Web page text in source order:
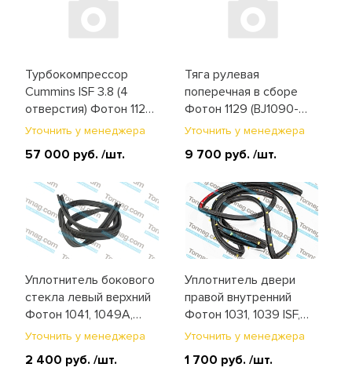
Сцепление
Топливная система
Тормозная система
Фильтры и ремни
Электрооборудование и
освещение
Турбокомпрессор
Cummins ISF 3.8 (4
отверстия) Фотон 1128
(5495435F)
Уточнить у менеджера
57 000 руб. /шт.
Тяга рулевая
поперечная в сборе
Фотон 1129 (BJ1090-
3003100)
Уточнить у менеджера
9 700 руб. /шт.
Уплотнитель бокового
стекла левый верхний
Фотон 1041, 1049A,
1051, 1061, 1069, 1089,
Уточнить у менеджера
2 400 руб. /шт.
Уплотнитель двери
правой внутренний
Фотон 1031, 1039 ISF,
1051, 1061, 1069, 1089
(1B18061201035)
Уточнить у менеджера
1 700 руб. /шт.